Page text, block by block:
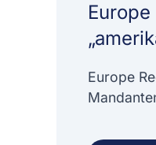
Europe